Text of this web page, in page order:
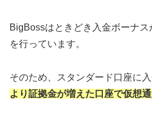
BigBossはときどき入金ボーナ
を行っています。
そのため、スタンダード口座に入
より証拠金が増えた口座で仮想